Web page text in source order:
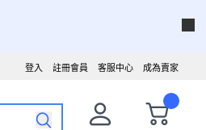
成為賣家
客服中心
註冊會員
登入